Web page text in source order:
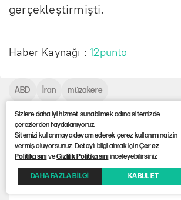
gerçekleştirmişti.
Haber Kaynağı :12punto
Çok Okunanlar
Aziz Yıldırım’ın şikayeti sonrası harekete
ABD İran müzakere
Sizlere daha iyi hizmet sunabilmek adına sitemizde
çerezlerden faydalanıyoruz.
Sitemizi kullanmaya devam ederek çerez kullanımına izin
vermiş oluyorsunuz. Detaylı bilgi almak içinÇerez
PolitikasınıveGizlilik Politikasınıinceleyebilirsiniz
DAHA FAZLA BİLGİ KABUL ET